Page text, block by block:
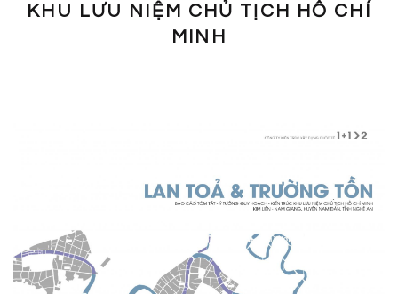
KHU LƯU NIỆM CHỦ TỊCH HỒ CHÍ
MINH